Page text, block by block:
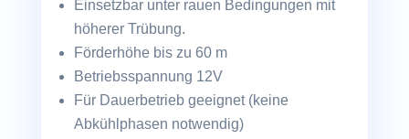
Einsetzbar unter rauen Bedingungen mit
höherer Trübung.
Förderhöhe bis zu 60 m
Betriebsspannung 12V
Für Dauerbetrieb geeignet (keine
Abkühlphasen notwendig)